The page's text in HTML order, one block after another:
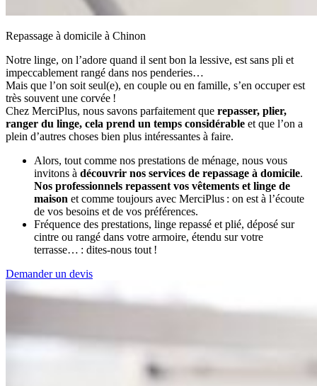
Repassage à domicile à Chinon
Notre linge, on l’adore quand il sent bon la lessive, est sans pli et
impeccablement rangé dans nos penderies…
Mais que l’on soit seul(e), en couple ou en famille, s’en occuper est
très souvent une corvée !
Chez MerciPlus, nous savons parfaitement que repasser, plier,
ranger du linge, cela prend un temps considérable et que l’on a
plein d’autres choses bien plus intéressantes à faire.
Alors, tout comme nos prestations de ménage, nous vous
invitons à découvrir nos services de repassage à domicile.
Nos professionnels repassent vos vêtements et linge de
maison et comme toujours avec MerciPlus : on est à l’écoute
de vos besoins et de vos préférences.
Fréquence des prestations, linge repassé et plié, déposé sur
cintre ou rangé dans votre armoire, étendu sur votre
terrasse… : dites-nous tout !
Demander un devis